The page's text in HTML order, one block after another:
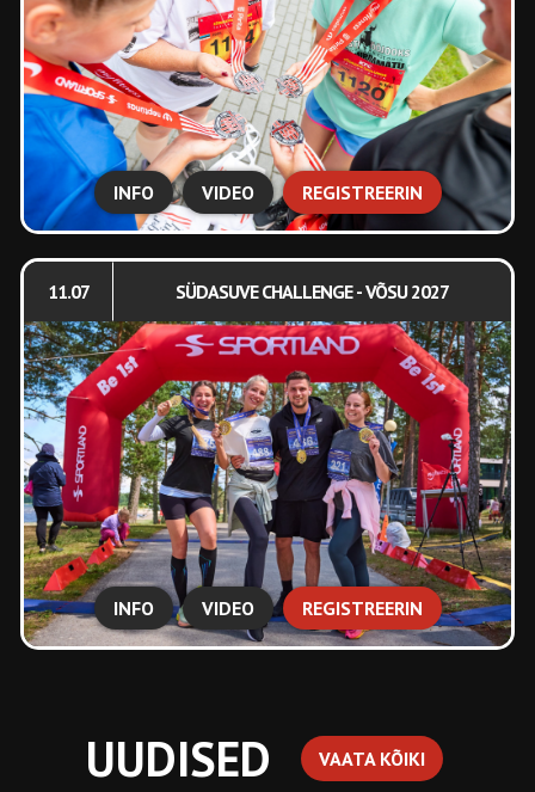
INFO VIDEO REGISTREERIN
11.07 SÜDASUVE CHALLENGE - VÕSU 2027
INFO VIDEO REGISTREERIN
UUDISED VAATA KÕIKI